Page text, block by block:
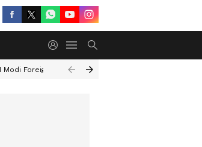
Modi Foreign Travel Expenditure